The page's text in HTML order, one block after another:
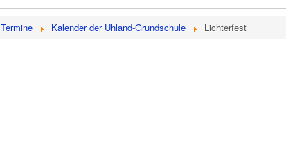
Termine Kalender der Uhland-Grundschule Lichterfest